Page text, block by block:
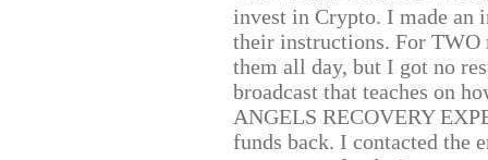
invest in Crypto. I made
their instructions. For TWO
them all day, but I got no
broadcast that teaches on
ANGELS RECOVERY
funds back. I contacted the